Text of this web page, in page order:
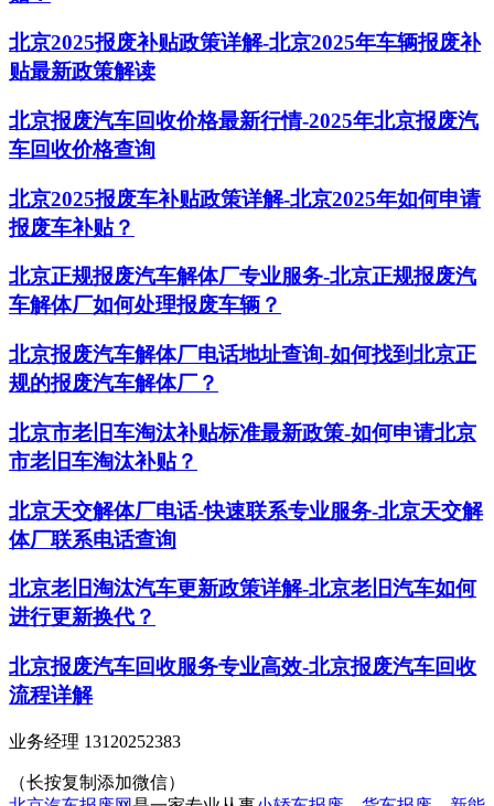
北京2025报废补贴政策详解-北京2025年车辆报废补
贴最新政策解读
北京报废汽车回收价格最新行情-2025年北京报废汽
车回收价格查询
北京2025报废车补贴政策详解-北京2025年如何申请
报废车补贴？
北京正规报废汽车解体厂专业服务-北京正规报废汽
车解体厂如何处理报废车辆？
北京报废汽车解体厂电话地址查询-如何找到北京正
规的报废汽车解体厂？
北京市老旧车淘汰补贴标准最新政策-如何申请北京
市老旧车淘汰补贴？
北京天交解体厂电话-快速联系专业服务-北京天交解
体厂联系电话查询
北京老旧淘汰汽车更新政策详解-北京老旧汽车如何
进行更新换代？
北京报废汽车回收服务专业高效-北京报废汽车回收
流程详解
业务经理 13120252383
（长按复制添加微信）